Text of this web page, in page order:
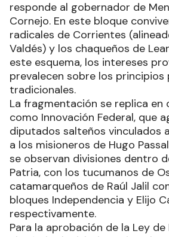
responde al gobernador de
Cornejo. En este bloque
radicales de Corrientes
Valdés) y los chaqueños de
este esquema, los intereses
prevalecen sobre los
tradicionales.
La fragmentación se replica en
como Innovación Federal, que
diputados salteños vinculados
a los misioneros de Hugo
se observan divisiones dentro
Patria, con los tucumanos de
catamarqueños de Raúl Jalil
bloques Independencia y Elijo
respectivamente.
Para la aprobación de la Ley de